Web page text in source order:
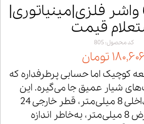
بلبرینگ 628 واشر فلزی|مینیاتوری|
قیمت
کد محصول: 805
تومان
628 یه قطعه کوچیک اما حسابی پرطرفداره که
شیار عمیق جا می‌گیره. این
بلبرینگ با قطر داخلی 8 میلی‌متر، قطر خارجی 24
میلی‌متر و عرض 8 میلی‌متر، به‌خاطر اندازه